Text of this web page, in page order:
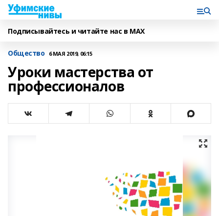
Подписывайтесь и читайте нас в MAX
Общество 6 МАЯ 2019, 06:15
Уроки мастерства от
профессионалов